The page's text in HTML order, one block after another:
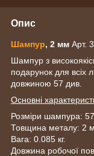
Опис
Шампур, 2 мм Арт.
Шампур з
подарунок для всіх
довжиною 57 див.
Основні
Розміри шампура:
Товщина металу: 2
Вага: 0.085 кг.
Довжина робочої